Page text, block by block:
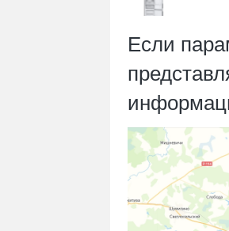
Если